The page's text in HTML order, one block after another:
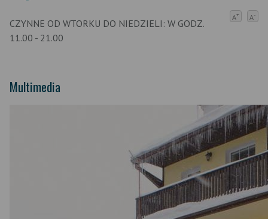
A+ A-
CZYNNE OD WTORKU DO NIEDZIELI: W GODZ.
11.00 - 21.00
Multimedia